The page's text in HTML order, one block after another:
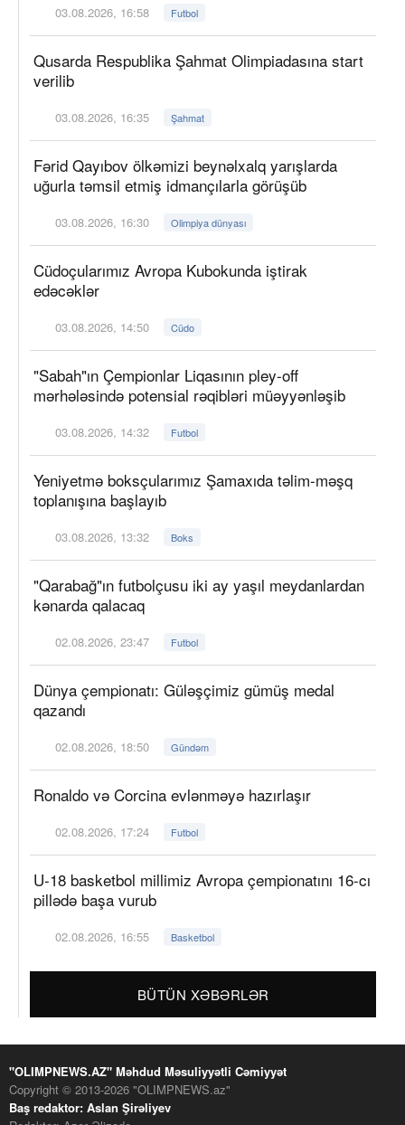
03.08.2026, 16:58 Futbol
Qusarda Respublika Şahmat Olimpiadasına start
verilib
03.08.2026, 16:35 Şahmat
Fərid Qayıbov ölkəmizi beynəlxalq yarışlarda
uğurla təmsil etmiş idmançılarla görüşüb
03.08.2026, 16:30 Olimpiya dünyası
Cüdoçularımız Avropa Kubokunda iştirak
edəcəklər
03.08.2026, 14:50 Cüdo
"Sabah"ın Çempionlar Liqasının pley-off
mərhələsində potensial rəqibləri müəyyənləşib
03.08.2026, 14:32 Futbol
Yeniyetmə boksçularımız Şamaxıda təlim-məşq
toplanışına başlayıb
03.08.2026, 13:32 Boks
"Qarabağ"ın futbolçusu iki ay yaşıl meydanlardan
kənarda qalacaq
02.08.2026, 23:47 Futbol
Dünya çempionatı: Güləşçimiz gümüş medal
qazandı
02.08.2026, 18:50 Gündəm
Ronaldo və Corcina evlənməyə hazırlaşır
02.08.2026, 17:24 Futbol
U-18 basketbol millimiz Avropa çempionatını 16-cı
pillədə başa vurub
02.08.2026, 16:55 Basketbol
BÜTÜN XƏBƏRLƏR
"OLIMPNEWS.AZ" Məhdud Məsuliyyətli Cəmiyyət
Copyright © 2013-2026 "OLIMPNEWS.az"
Baş redaktor: Aslan Şirəliyev